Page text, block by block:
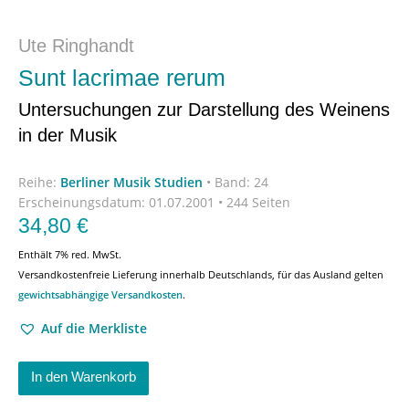
Ute Ringhandt
Sunt lacrimae rerum
Untersuchungen zur Darstellung des Weinens
in der Musik
Reihe: Berliner Musik Studien • Band: 24
Erscheinungsdatum: 01.07.2001 • 244 Seiten
34,80 €
Enthält 7% red. MwSt.
Versandkostenfreie Lieferung innerhalb Deutschlands, für das Ausland gelten
gewichtsabhängige Versandkosten.
Auf die Merkliste
In den Warenkorb